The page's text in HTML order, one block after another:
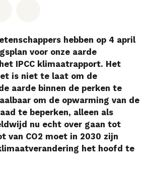
hebben op 4 april
voor onze aarde
IPCC klimaatrapport. Het
is niet te laat om de
aarde binnen de perken te
om de opwarming van de
te beperken, alleen als
nu echt over gaan tot
van CO2 moet in 2030 zijn
het hoofd te